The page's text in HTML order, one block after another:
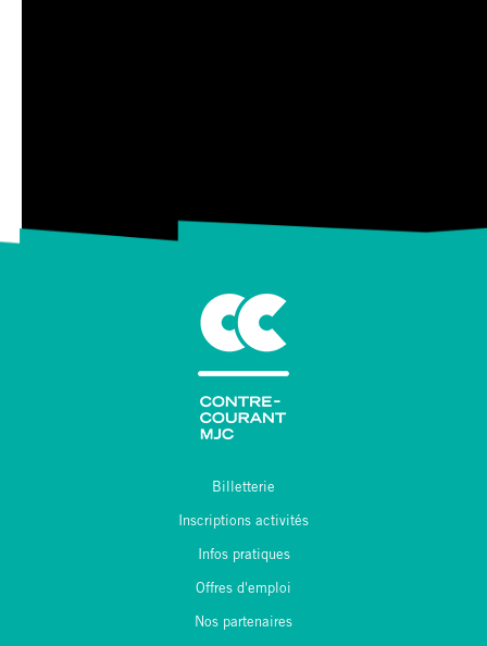
Billetterie
Inscriptions activités
Infos pratiques
Offres d'emploi
Nos partenaires